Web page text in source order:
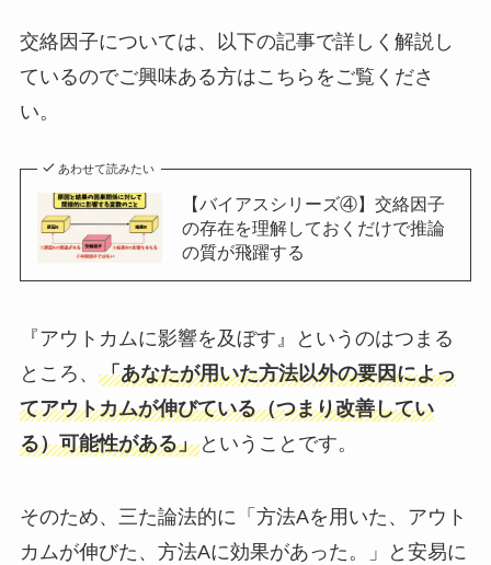
交絡因子については、以下の記事で詳しく解説し
ているのでご興味ある方はこちらをご覧くださ
い。
あわせて読みたい
【バイアスシリーズ④】交絡因子
の存在を理解しておくだけで推論
の質が飛躍する
『アウトカムに影響を及ぼす』というのはつまる
ところ、 「あなたが用いた方法以外の要因によっ
てアウトカムが伸びている（つまり改善してい
る）可能性がある」ということです。
そのため、三た論法的に「方法Aを用いた、アウト
カムが伸びた、方法Aに効果があった。」と安易に